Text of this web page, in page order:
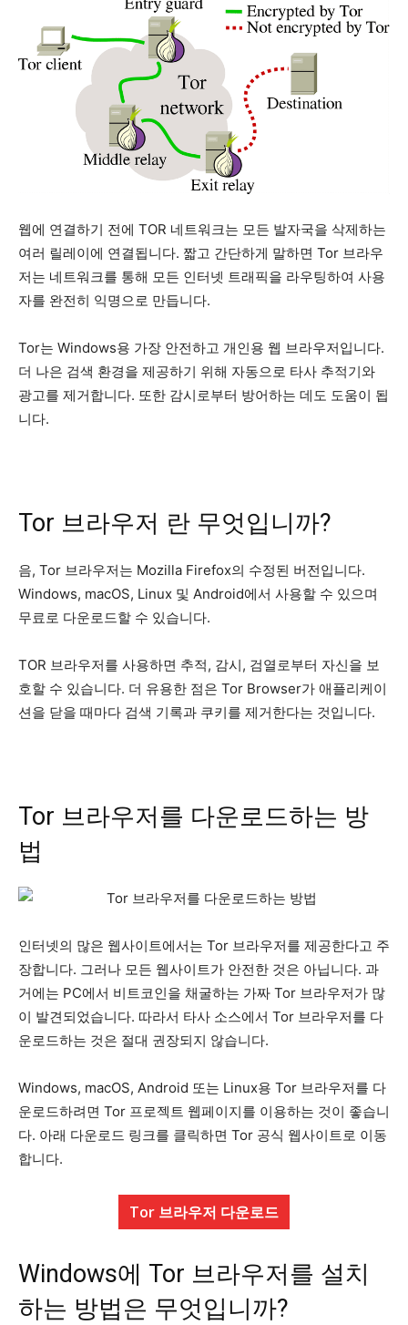
웹에 연결하기 전에 TOR 네트워크는 모든 발자국을 삭제하는
여러 릴레이에 연결됩니다. 짧고 간단하게 말하면 Tor 브라우
저는 네트워크를 통해 모든 인터넷 트래픽을 라우팅하여 사용
자를 완전히 익명으로 만듭니다.
Tor는 Windows용 가장 안전하고 개인용 웹 브라우저입니다.
더 나은 검색 환경을 제공하기 위해 자동으로 타사 추적기와
광고를 제거합니다. 또한 감시로부터 방어하는 데도 도움이 됩
니다.
Tor 브라우저 란 무엇입니까?
음, Tor 브라우저는 Mozilla Firefox의 수정된 버전입니다.
Windows, macOS, Linux 및 Android에서 사용할 수 있으며
무료로 다운로드할 수 있습니다.
TOR 브라우저를 사용하면 추적, 감시, 검열로부터 자신을 보
호할 수 있습니다. 더 유용한 점은 Tor Browser가 애플리케이
션을 닫을 때마다 검색 기록과 쿠키를 제거한다는 것입니다.
Tor 브라우저를 다운로드하는 방
법
인터넷의 많은 웹사이트에서는 Tor 브라우저를 제공한다고 주
장합니다. 그러나 모든 웹사이트가 안전한 것은 아닙니다. 과
거에는 PC에서 비트코인을 채굴하는 가짜 Tor 브라우저가 많
이 발견되었습니다. 따라서 타사 소스에서 Tor 브라우저를 다
운로드하는 것은 절대 권장되지 않습니다.
Windows, macOS, Android 또는 Linux용 Tor 브라우저를 다
운로드하려면 Tor 프로젝트 웹페이지를 이용하는 것이 좋습니
다. 아래 다운로드 링크를 클릭하면 Tor 공식 웹사이트로 이동
합니다.
Tor 브라우저 다운로드
Windows에 Tor 브라우저를 설치
하는 방법은 무엇입니까?